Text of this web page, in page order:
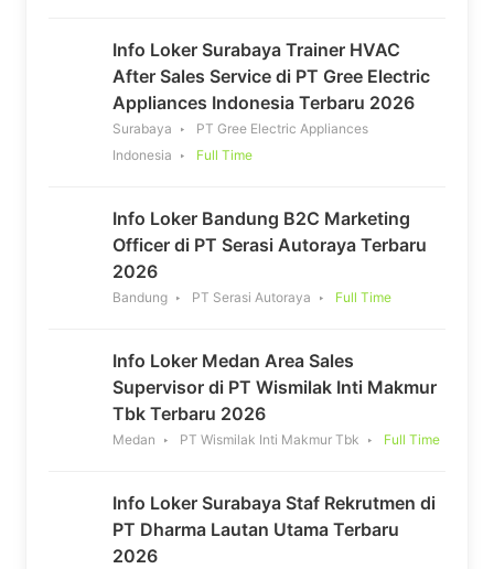
Info Loker Surabaya Trainer HVAC
After Sales Service di PT Gree Electric
Appliances Indonesia Terbaru 2026
Surabaya
PT Gree Electric Appliances
Indonesia
Full Time
Info Loker Bandung B2C Marketing
Officer di PT Serasi Autoraya Terbaru
2026
Bandung PT Serasi Autoraya Full Time
Info Loker Medan Area Sales
Supervisor di PT Wismilak Inti Makmur
Tbk Terbaru 2026
Medan PT Wismilak Inti Makmur Tbk Full Time
Info Loker Surabaya Staf Rekrutmen di
PT Dharma Lautan Utama Terbaru
2026